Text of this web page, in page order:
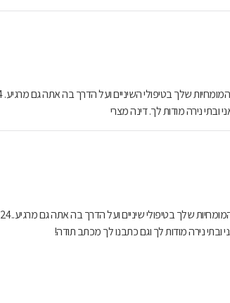
ובתי נירה מודות לך. דינה מצרי
ובתי נירה מודות לך וגם כתבנו לך מכתב תודה!